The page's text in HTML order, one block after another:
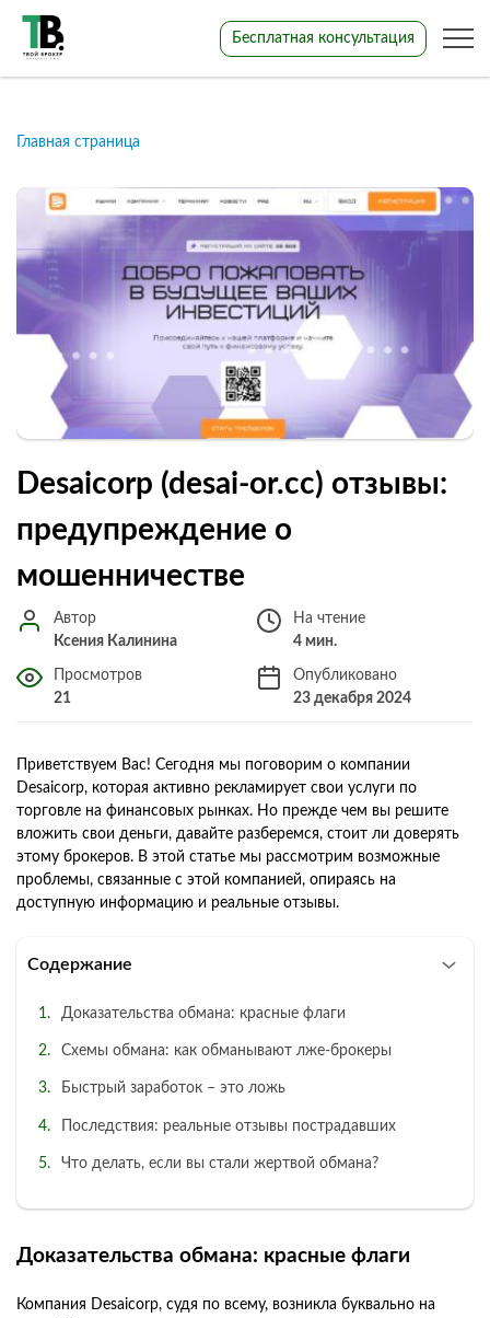
Бесплатная консультация
Главная страница
Desaicorp (desai-or.cc) отзывы:
предупреждение о
мошенничестве
Автор
Ксения Калинина
На чтение
4 мин.
Просмотров
21
Опубликовано
23 декабря 2024
Приветствуем Вас! Сегодня мы поговорим о компании
Desaicorp, которая активно рекламирует свои услуги по
торговле на финансовых рынках. Но прежде чем вы решите
вложить свои деньги, давайте разберемся, стоит ли доверять
этому брокеров. В этой статье мы рассмотрим возможные
проблемы, связанные с этой компанией, опираясь на
доступную информацию и реальные отзывы.
Содержание
Доказательства обмана: красные флаги
Схемы обмана: как обманывают лже-брокеры
Быстрый заработок – это ложь
Последствия: реальные отзывы пострадавших
Что делать, если вы стали жертвой обмана?
Доказательства обмана: красные флаги
Компания Desaicorp, судя по всему, возникла буквально на